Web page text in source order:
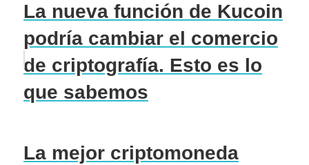
La nueva función de Kucoin
podría cambiar el comercio
de criptografía. Esto es lo
que sabemos
La mejor criptomoneda